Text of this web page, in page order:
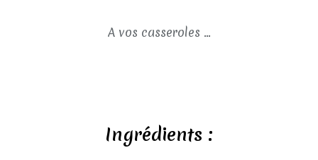
A vos casseroles ...
Ingrédients :